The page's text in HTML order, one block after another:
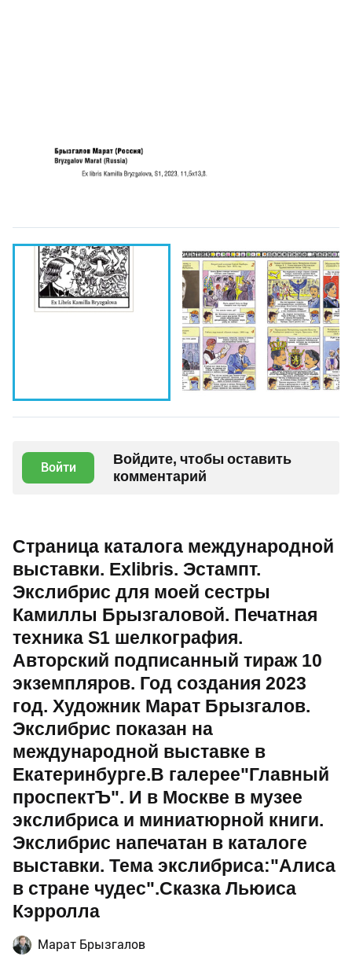
Войти
Войдите, чтобы оставить
комментарий
Страница каталога международной
выставки. Exlibris. Эстампт.
Экслибрис для моей сестры
Камиллы Брызгаловой. Печатная
техника S1 шелкография.
Авторский подписанный тираж 10
экземпляров. Год создания 2023
год. Художник Марат Брызгалов.
Экслибрис показан на
международной выставке в
Екатеринбурге.В галерее"Главный
проспектЪ". И в Москве в музее
экслибриса и миниатюрной книги.
Экслибрис напечатан в каталоге
выставки. Тема экслибриса:"Алиса
в стране чудес".Сказка Льюиса
Кэрролла
Марат Брызгалов